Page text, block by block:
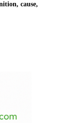
cause,